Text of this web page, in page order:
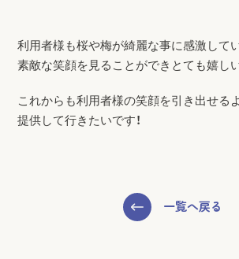
利用者様も桜や梅が綺麗な事に感激してい
素敵な笑顔を見ることができとても嬉し
これからも利用者様の笑顔を引き出せる
提供して行きたいです！
一覧へ戻る